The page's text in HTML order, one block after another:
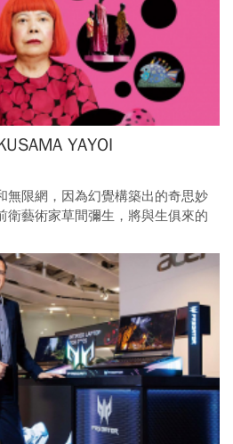
YAYOI
無限網，因為幻覺構築出的奇思妙
衛藝術家草間彌生，將與生俱來的